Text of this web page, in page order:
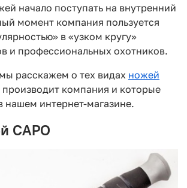
начало поступать на внутренний
момент компания пользуется
в «узком кругу»
и профессиональных охотников.
расскажем о тех видах ножей
производит компания и которые
нашем интернет-магазине.
САРО